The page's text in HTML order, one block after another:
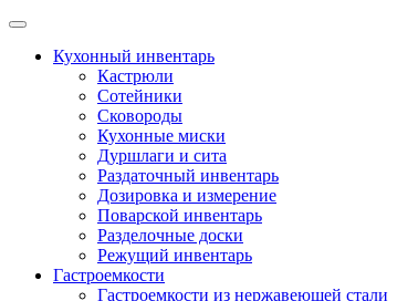
Skip
contentКухонный инвентарь
Кастрюли
Сотейники
Сковороды
Кухонные миски
Дуршлаги и сита
Раздаточный инвентарь
Дозировка и измерение
Поварской инвентарь
Разделочные доски
Режущий инвентарь
Гастроемкости
Гастроемкости из нержавеющей стали